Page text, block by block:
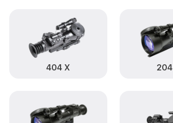
Ремонт цепи
Замена USB
Замена
404 Х